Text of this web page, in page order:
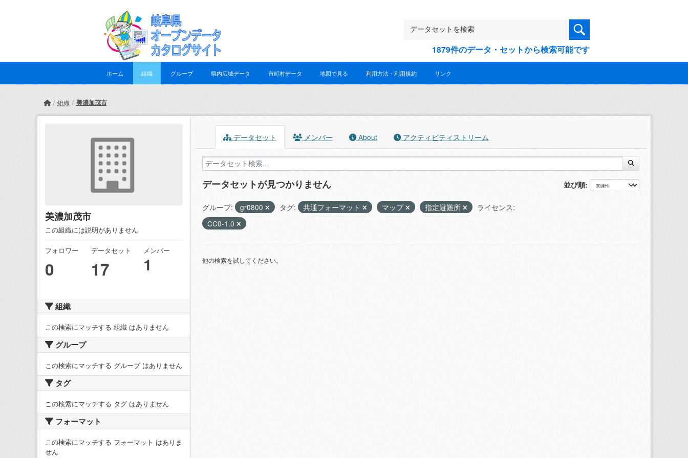
1879件のデータ・セットから検索可能です
ホーム 組織 グループ 県内広域データ 市町村データ 地図で見る 利用方法・利用規約 リンク
組織 美濃加茂市
美濃加茂市
この組織には説明がありません
フォロワー
0
データセット
17
メンバー
1
組織
この検索にマッチする 組織 はありません
グループ
この検索にマッチする グループ はありません
タグ
この検索にマッチする タグ はありません
フォーマット
この検索にマッチする フォーマット はありま
せん
データセット メンバー About アクティビティストリーム
並び順
データセットが見つかりません
グループ: gr0800 タグ: 共通フォーマット マップ 指定避難所
ライセンス:
CC0-1.0
他の検索を試してください。